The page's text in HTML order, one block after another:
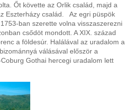
Őt követte az Orlik család, majd a
Eszterházy család. Az egri püspök
ban szerette volna visszaszerezni
csődöt mondott. A XIX. század
a földesúr. Halálával az uradalom a
válásával először a
Gothai hercegi uradalom lett